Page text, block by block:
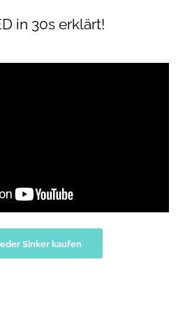
in 30s erklärt!
Sinker kaufen